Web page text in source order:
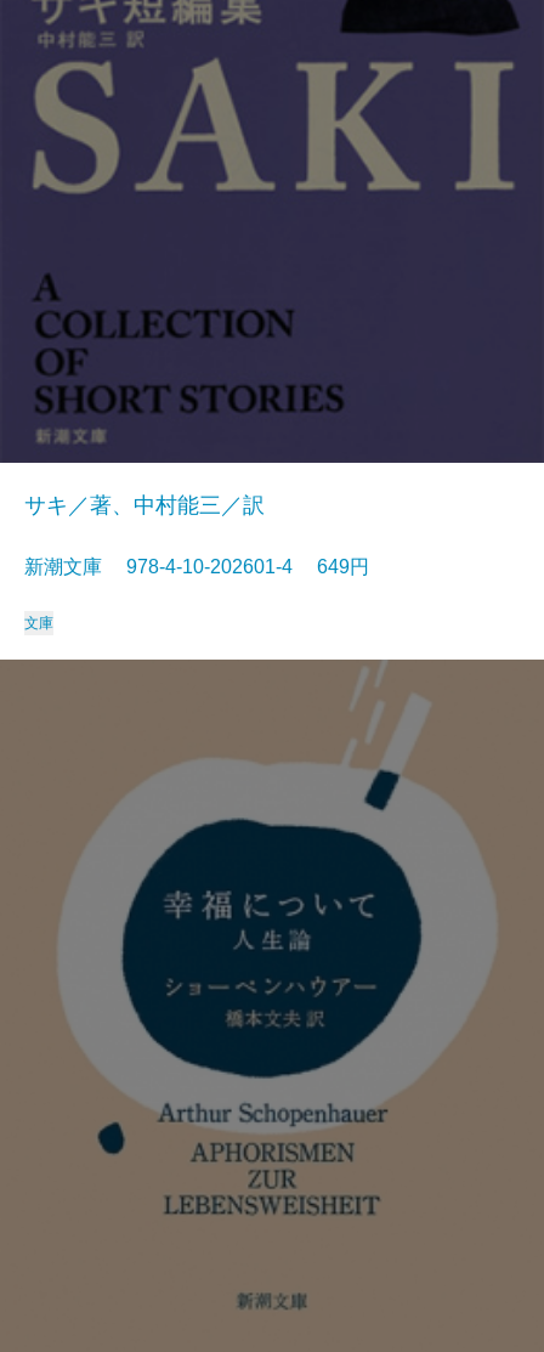
サキ／著、中村能三／訳
新潮文庫 978-4-10-202601-4 649円
文庫